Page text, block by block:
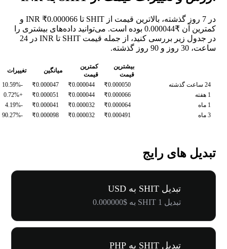
در 7 روز گذشته، بالاترین قیمت از SHIT تا INR ₹0.000066 و
کمترین آن ₹0.000044 بوده است. می‌توانید داده‌های بیشتری را
در جدول زیر بررسی کنید، از جمله قیمت SHIT تا INR در 24
ساعت، 30 روز و 90 روز گذشته.
بیشترین
قیمت
کمترین
قیمت
میانگین
تغییرات
24 ساعت گذشته
₹0.000050
₹0.000044
₹0.000047
-10.59%
1 هفته
₹0.000066
₹0.000044
₹0.000051
+0.72%
1 ماه
₹0.000064
₹0.000032
₹0.000041
-4.19%
3 ماه
₹0.000491
₹0.000032
₹0.000098
-90.27%
تبدیل های رایج
تبدیل SHIT به USD
تبدیل 1 SHIT به $0.000000
تبدیل SHIT به PHP